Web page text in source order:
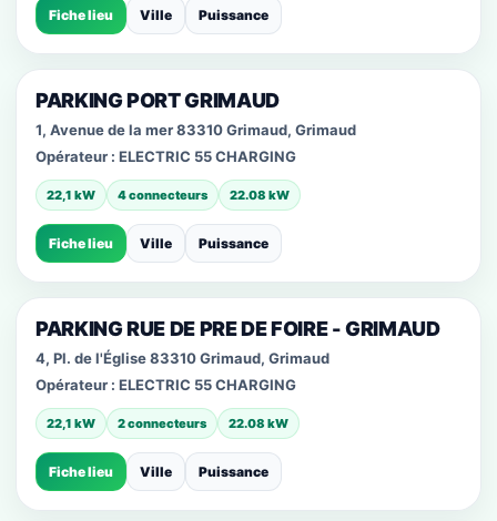
Fiche lieu Ville Puissance
PARKING PORT GRIMAUD
1, Avenue de la mer 83310 Grimaud, Grimaud
Opérateur : ELECTRIC 55 CHARGING
22,1 kW 4 connecteurs 22.08 kW
Fiche lieu Ville Puissance
PARKING RUE DE PRE DE FOIRE - GRIMAUD
4, Pl. de l'Église 83310 Grimaud, Grimaud
Opérateur : ELECTRIC 55 CHARGING
22,1 kW 2 connecteurs 22.08 kW
Fiche lieu Ville Puissance